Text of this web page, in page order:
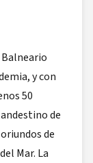
y con
50
de
de
Mar. La